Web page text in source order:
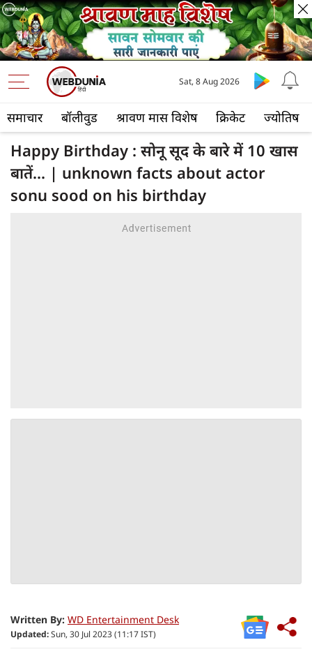
समाचार बॉलीवुड श्रावण मास विशेष क्रिकेट ज्योतिष
Sat, 8 Aug 2026
Happy Birthday : सोनू सूद के बारे में 10 खास
बातें... | unknown facts about actor
sonu sood on his birthday
Written By: WD Entertainment Desk
Updated:Sun, 30 Jul 2023 (11:17 IST)